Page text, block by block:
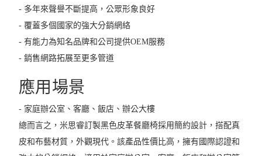
- 多年來聲譽不斷提高，公眾形象良好
- 覆蓋多個國家的強大分銷網絡
- 有能力為知名品牌和公司提供OEM服務
- 銷售網路拓展至更多管道
應用場景
- 家庭辦公室、客廳、飯店、辦公大樓
總而言之，米思睿訂製黑色皮革餐廳椅採用簡約設計，搭配真
皮和布藝材質，外觀現代。該產品性價比高，擁有國際認證和